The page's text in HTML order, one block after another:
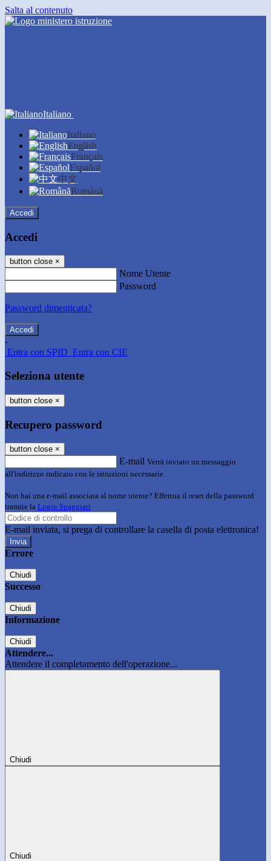
Salta al contenuto
Italiano
Italiano
English
Français
Español
中文
Română
Accedi
Accedi
button close ×
Nome Utente
Password
Password dimenticata?
-
Entra con SPID Entra con CIE
Seleziona utente
button close ×
Recupero password
button close ×
E-mail Verrà inviato un messaggio
all'indirizzo indicato con le istruzioni necessarie.
Non hai una e-mail associata al nome utente? Effettua il reset della password
tramite la Login Spaggiari
E-mail inviata, si prega di controllare la casella di posta elettronica!
Errore
Chiudi
Successo
Chiudi
Informazione
Chiudi
Attendere...
Attendere il completamento dell'operazione...
Chiudi
Chiudi